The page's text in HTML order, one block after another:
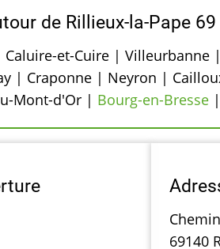
de Rillieux-la-Pape 69
et-Cuire |
| Craponne | Neyron |
Mont-d'Or | Bourg-en-Bresse |
69140